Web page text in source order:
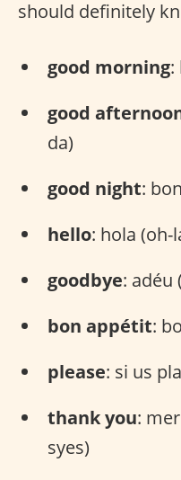
should definitely
good morning:
good
da)
good night:
hello: hola (oh-
goodbye: adéu
bon appétit:
please: si us
thank you:
syes)